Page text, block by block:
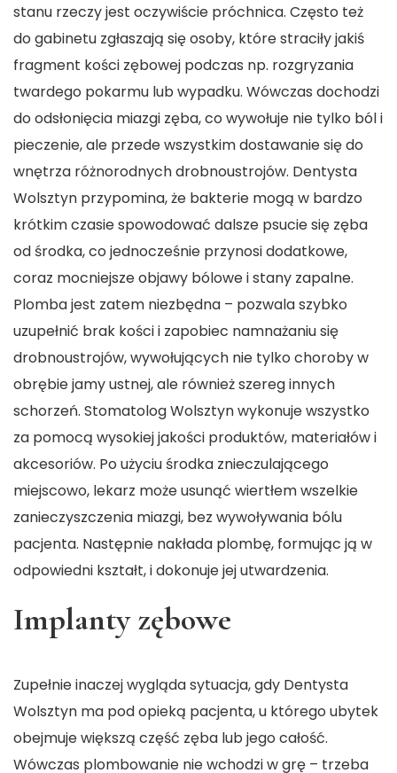
stanu rzeczy jest oczywiście próchnica. Często też
do gabinetu zgłaszają się osoby, które straciły jakiś
fragment kości zębowej podczas np. rozgryzania
twardego pokarmu lub wypadku. Wówczas dochodzi
do odsłonięcia miazgi zęba, co wywołuje nie tylko ból i
pieczenie, ale przede wszystkim dostawanie się do
wnętrza różnorodnych drobnoustrojów. Dentysta
Wolsztyn przypomina, że bakterie mogą w bardzo
krótkim czasie spowodować dalsze psucie się zęba
od środka, co jednocześnie przynosi dodatkowe,
coraz mocniejsze objawy bólowe i stany zapalne.
Plomba jest zatem niezbędna – pozwala szybko
uzupełnić brak kości i zapobiec namnażaniu się
drobnoustrojów, wywołujących nie tylko choroby w
obrębie jamy ustnej, ale również szereg innych
schorzeń. Stomatolog Wolsztyn wykonuje wszystko
za pomocą wysokiej jakości produktów, materiałów i
akcesoriów. Po użyciu środka znieczulającego
miejscowo, lekarz może usunąć wiertłem wszelkie
zanieczyszczenia miazgi, bez wywoływania bólu
pacjenta. Następnie nakłada plombę, formując ją w
odpowiedni kształt, i dokonuje jej utwardzenia.
Implanty zębowe
Zupełnie inaczej wygląda sytuacja, gdy Dentysta
Wolsztyn ma pod opieką pacjenta, u którego ubytek
obejmuje większą część zęba lub jego całość.
Wówczas plombowanie nie wchodzi w grę – trzeba